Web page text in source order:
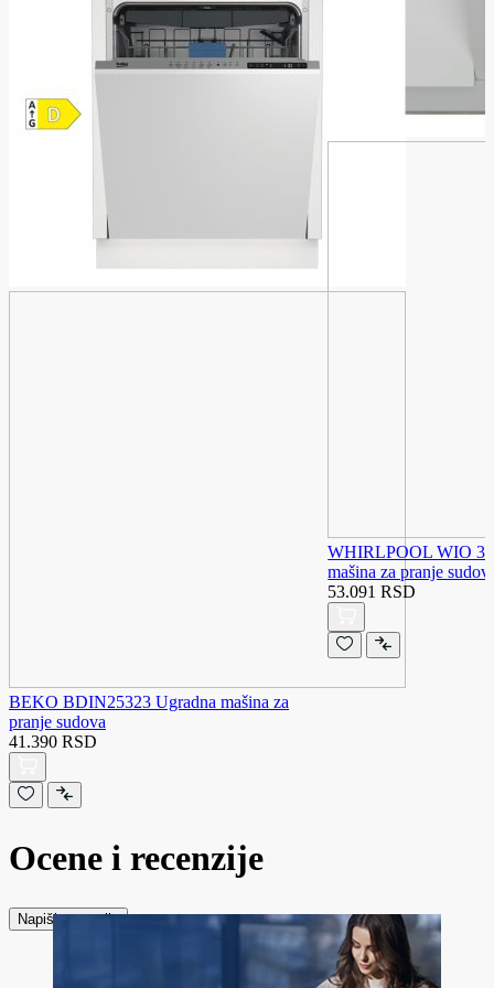
BEKO BDIN25323 Ugradna mašina za
pranje sudova
41.390 RSD
WHIRLPOOL WIO
mašina za pranje
53.091 RSD
Ocene i recenzije
Napiši recenziju